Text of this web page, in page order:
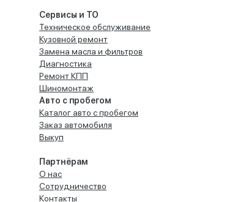
Сервисы и ТО
Техническое обслуживание
Кузовной ремонт
Замена масла и фильтров
Диагностика
Ремонт КПП
Шиномонтаж
Авто с пробегом
Каталог авто с пробегом
Заказ автомобиля
Выкуп
Партнёрам
О нас
Сотрудничество
Контакты